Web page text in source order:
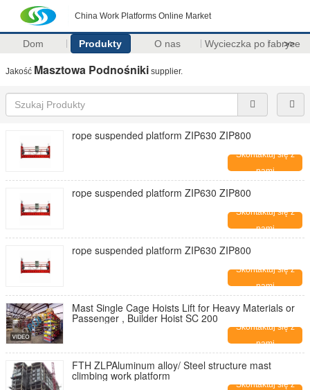
China Work Platforms Online Market
Dom Produkty O nas Wycieczka po fabryce
>>
Jakość Masztowa Podnośniki supplier.
rope suspended platform ZIP630 ZIP800
Skontaktuj się z
nami
rope suspended platform ZIP630 ZIP800
Skontaktuj się z
nami
rope suspended platform ZIP630 ZIP800
Skontaktuj się z
nami
Mast Single Cage Hoists Lift for Heavy Materials or
Passenger , Builder Hoist SC 200
Skontaktuj się z
nami
FTH ZLPAluminum alloy/ Steel structure mast
climbing work platform
Skontaktuj się z